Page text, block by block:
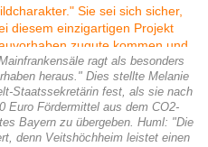
ragt als besonders
heraus." Dies stellte Melanie
Staatssekretärin fest, als sie nach
Euro Fördermittel aus dem CO2-
Bayern zu übergeben. Huml: "Die
denn Veitshöchheim leistet einen